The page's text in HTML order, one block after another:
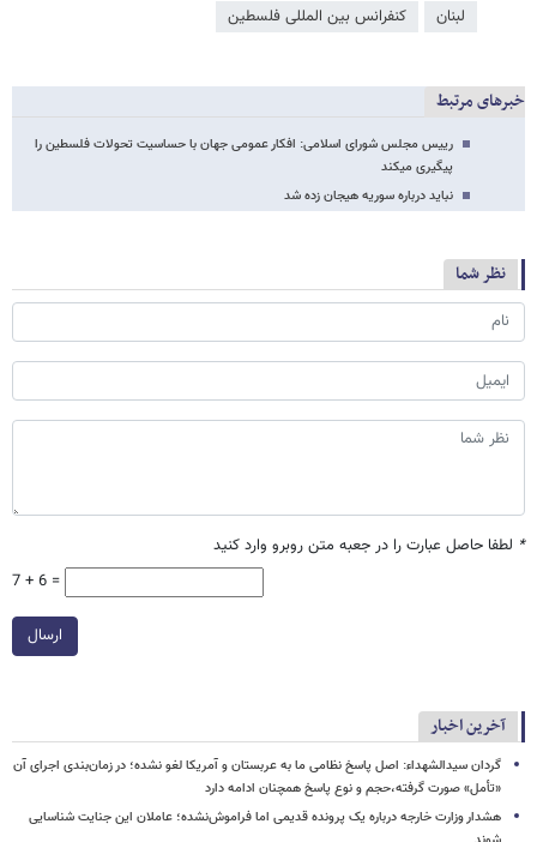
لبنان کنفرانس بین المللی فلسطین
خبرهای مرتبط
رییس مجلس شورای اسلامی: افکار عمومی جهان با حساسیت تحولات فلسطین را
پیگیری می​کند
نباید درباره سوریه هیجان زده شد
نظر شما
* لطفا حاصل عبارت را در جعبه متن روبرو وارد کنید
7 + 6 =
ارسال
آخرین اخبار
گردان سیدالشهداء: اصل پاسخ نظامی ما به عربستان و آمریکا لغو نشده؛ در زمان‌بندی اجرای آن
«تأمل» صورت گرفته،حجم و نوع پاسخ همچنان ادامه دارد
هشدار وزارت خارجه درباره یک پرونده قدیمی اما فراموش‌نشده؛ عاملان این جنایت شناسایی